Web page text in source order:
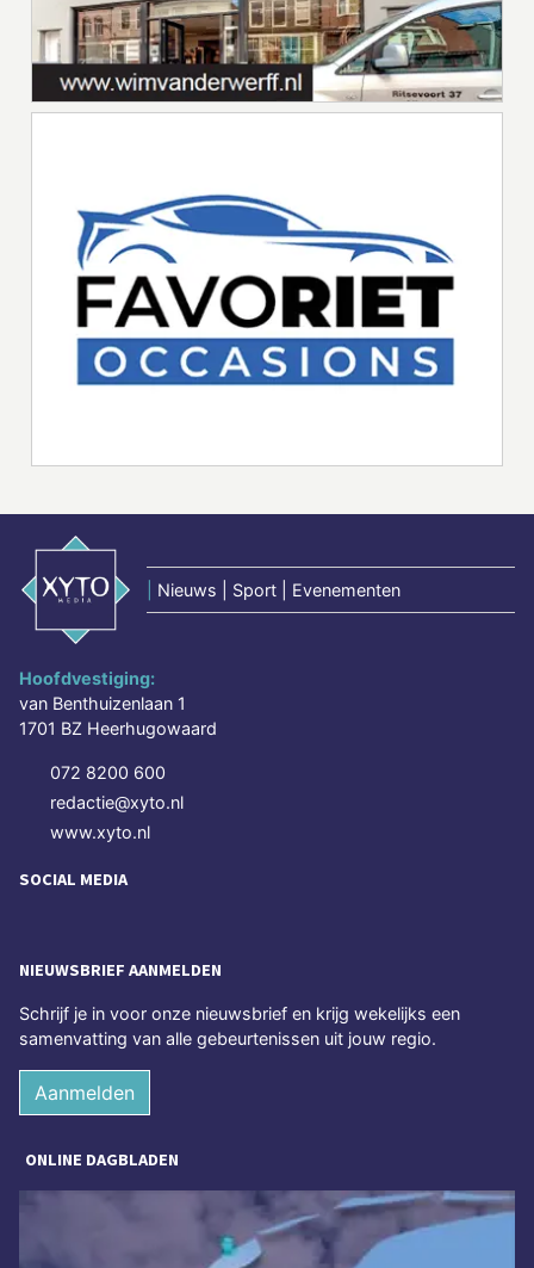
Nieuws | Sport | Evenementen
Hoofdvestiging:
van Benthuizenlaan 1
1701 BZ Heerhugowaard
072 8200 600
redactie@xyto.nl
www.xyto.nl
SOCIAL MEDIA
NIEUWSBRIEF AANMELDEN
Schrijf je in voor onze nieuwsbrief en krijg wekelijks een
samenvatting van alle gebeurtenissen uit jouw regio.
Aanmelden
ONLINE DAGBLADEN